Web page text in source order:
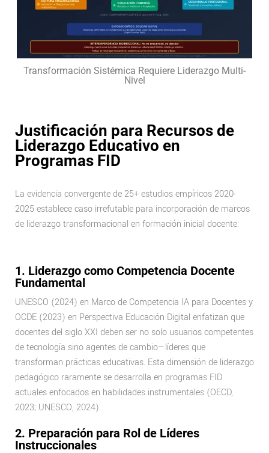
Transformación Sistémica Requiere Liderazgo Multi-
Nivel
Justificación para Recursos de
Liderazgo Educativo en
Programas FID
La evidencia convergente de 25+ estudios empíricos 2020-
2025 establece caso irrefutable para incorporación de marcos
de liderazgo transformacional en formación inicial docente:
1. Liderazgo como Competencia Docente
Fundamental
UNESCO (2024) en Marco de Competencia IA para Docentes y
OCDE (2023) en Perspectiva Educación Digital enfatizan que
docentes del siglo XXI deben ser no solo usuarios competentes
de tecnología sino agentes de cambio—líderes que
transforman prácticas educativas. Esta dimensión de liderazgo
pedagógico raramente se desarrolla en programas FID
actuales enfocados en habilidades instrumentales (OECD,
2023; UNESCO, 2024).
2. Preparación para Rol de Líderes
Instruccionales